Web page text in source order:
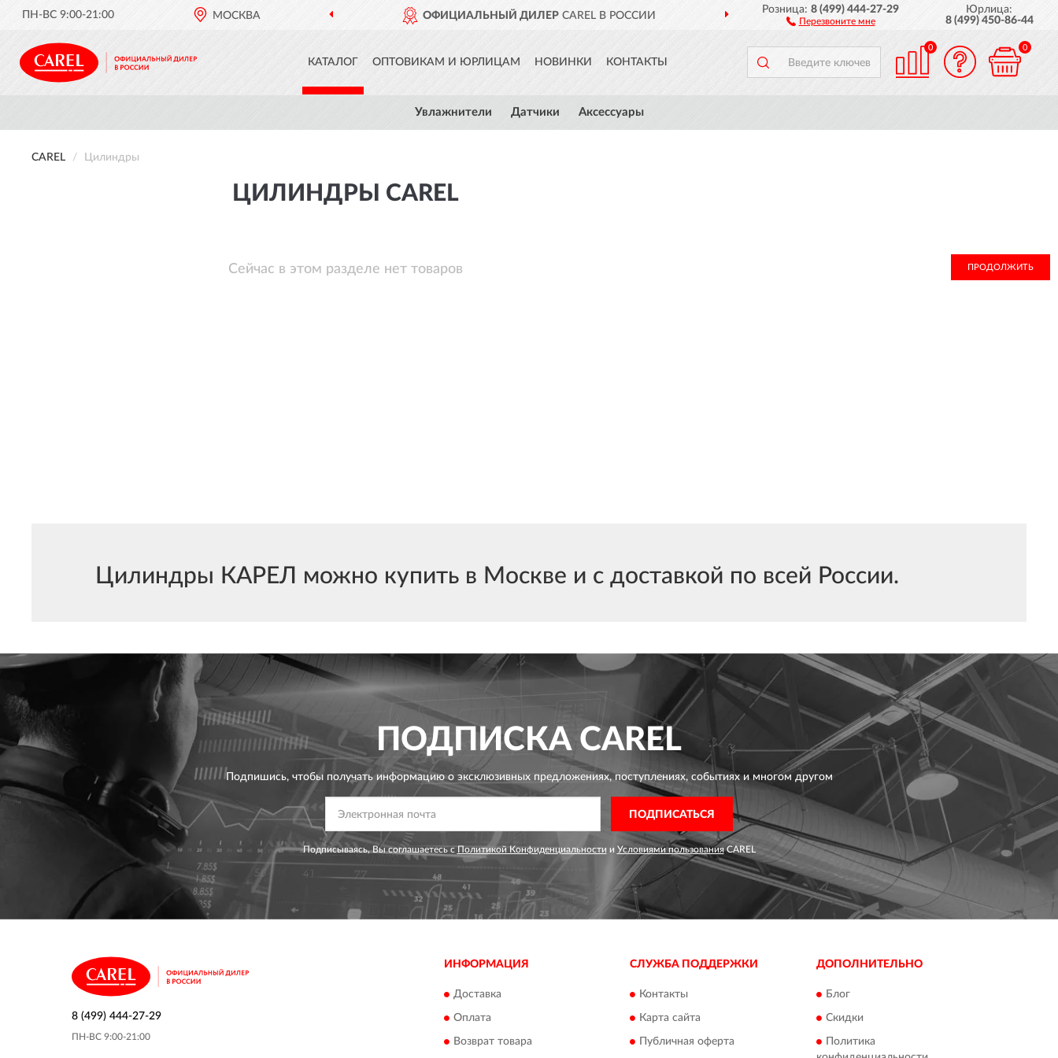
ПН-ВС 9:00-21:00 МОСКВА ОФИЦИАЛЬНЫЙ ДИЛЕРCAREL В РОССИИ ДОСТАВИМ ПО ВСЕЙ РОССИИ
Розница:8 (499) 444-27-29
Перезвоните мне
Юрлица:
8 (499) 450-86-44
КАТАЛОГ ОПТОВИКАМ И ЮРЛИЦАМ НОВИНКИ КОНТАКТЫ
0 0
Увлажнители Датчики Аксессуары
CAREL Цилиндры
ЦИЛИНДРЫ CAREL
Сейчас в этом разделе нет товаров ПРОДОЛЖИТЬ
Цилиндры КАРЕЛ можно купить в Москве и с доставкой по всей России.
ПОДПИСКАCAREL
Подпишись, чтобы получать информацию о эксклюзивных предложениях,поступлениях, событиях и многом другом
ПОДПИСАТЬСЯ
Подписываясь, Вы соглашаетесь сПолитикой Конфиденциальности и Условиями пользованияCAREL
8 (499) 444-27-29
ПН-ВС 9:00-21:00
ИНФОРМАЦИЯ
Доставка
Оплата
Возврат товара
СЛУЖБА ПОДДЕРЖКИ
Контакты
Карта сайта
Публичная оферта
ДОПОЛНИТЕЛЬНО
Блог
Скидки
Политика